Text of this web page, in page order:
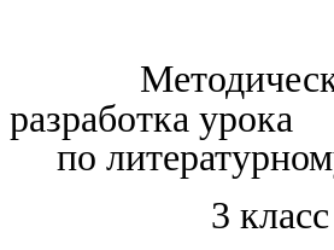
разработка урока
по
3 класс